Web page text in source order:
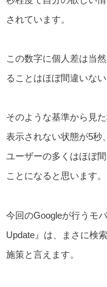
されています。
この数字に個人差は当
ることはほぼ間違いない
そのような基準から見
表示されない状態が5秒
ユーザーの多くはほぼ
ことになると思います。
今回のGoogleが行うモ
Update』は、まさに検
施策と言えます。